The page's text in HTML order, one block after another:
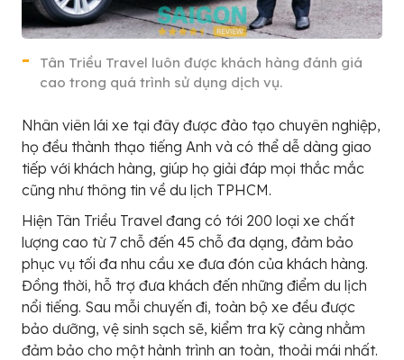
Tân Triều Travel luôn được khách hàng đánh giá
cao trong quá trình sử dụng dịch vụ.
Nhân viên lái xe tại đây được đào tạo chuyên nghiệp,
họ đều thành thạo tiếng Anh và có thể dễ dàng giao
tiếp với khách hàng, giúp họ giải đáp mọi thắc mắc
cũng như thông tin về du lịch TPHCM.
Hiện Tân Triều Travel đang có tới 200 loại xe chất
lượng cao từ 7 chỗ đến 45 chỗ đa dạng, đảm bảo
phục vụ tối đa nhu cầu xe đưa đón của khách hàng.
Đồng thời, hỗ trợ đưa khách đến những điểm du lịch
nổi tiếng. Sau mỗi chuyến đi, toàn bộ xe đều được
bảo dưỡng, vệ sinh sạch sẽ, kiểm tra kỹ càng nhằm
đảm bảo cho một hành trình an toàn, thoải mái nhất.